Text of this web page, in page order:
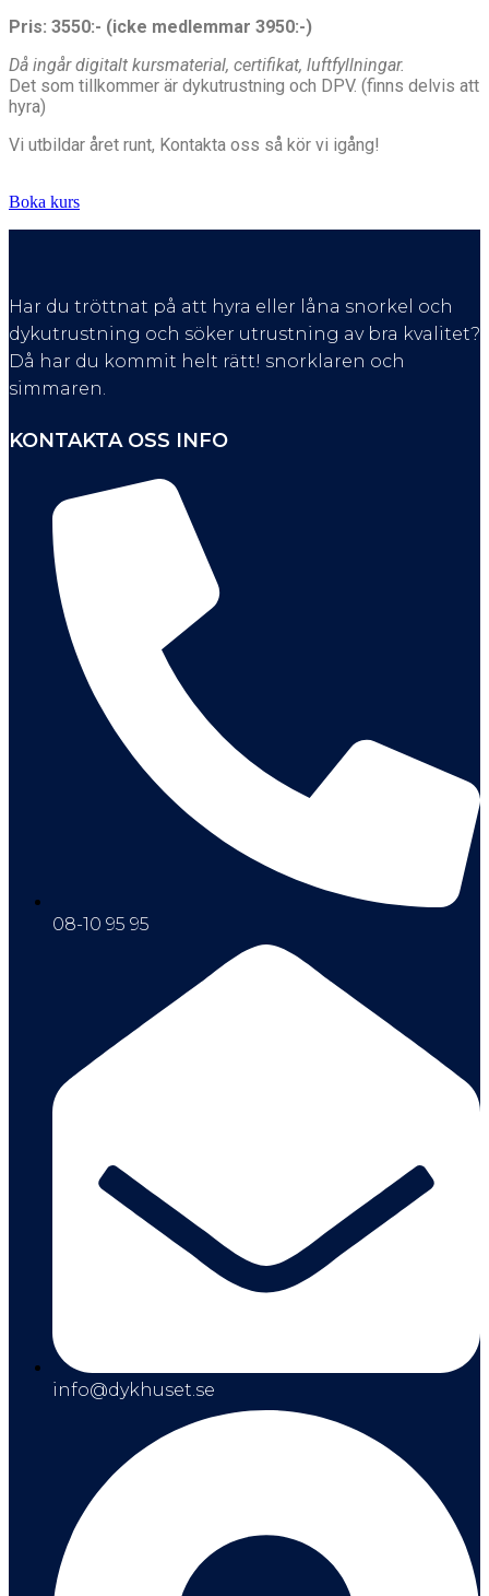
Pris: 3550:- (icke medlemmar 3950:-)
Då ingår digitalt kursmaterial, certifikat, luftfyllningar.
Det som tillkommer är dykutrustning och DPV. (finns delvis att
hyra)
Vi utbildar året runt, Kontakta oss så kör vi igång!
Boka kurs
Har du tröttnat på att hyra eller låna snorkel och
dykutrustning och söker utrustning av bra kvalitet?
Då har du kommit helt rätt! snorklaren och
simmaren.
KONTAKTA OSS INFO
08-10 95 95
info@dykhuset.se